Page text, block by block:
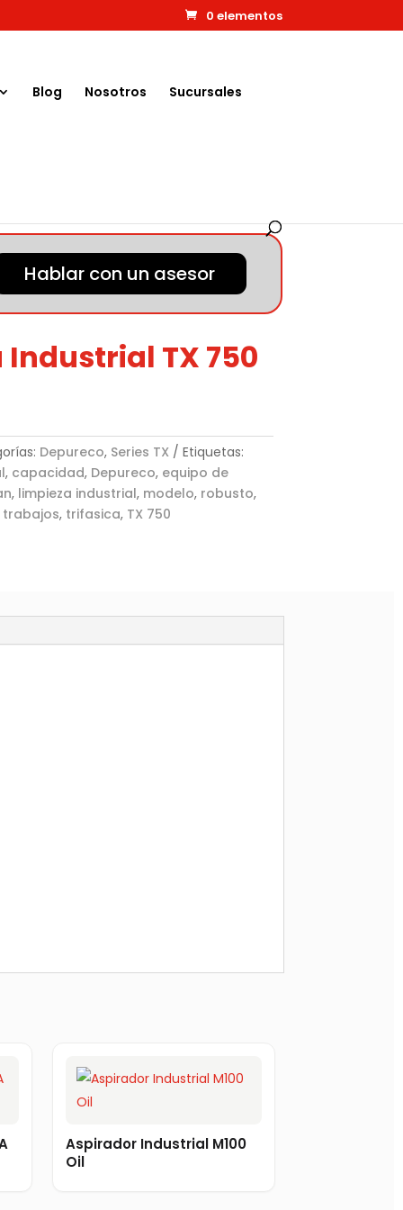
0 elementos
Blog Nosotros Sucursales
Hablar con un asesor
TX 750
Depureco, Series TX
Etiquetas:
, capacidad, Depureco, equipo de
, limpieza industrial, modelo, robusto,
trabajos, trifasica, TX 750
Aspirador Industrial M100
Oil